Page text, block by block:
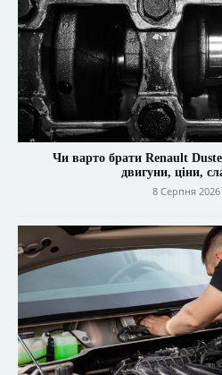
Чи варто брати Renault
двигуни, ціни,
8 Серпня 2026